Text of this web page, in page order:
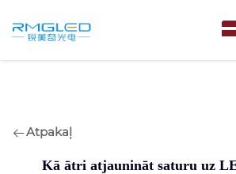
Atpakaļ
Kā ātri atjaunināt saturu uz